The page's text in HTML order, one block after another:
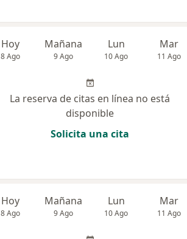
Hoy
8 Ago
Mañana
9 Ago
Lun
10 Ago
Mar
11 Ago
La reserva de citas en línea no está
disponible
Solicita una cita
Hoy
8 Ago
Mañana
9 Ago
Lun
10 Ago
Mar
11 Ago